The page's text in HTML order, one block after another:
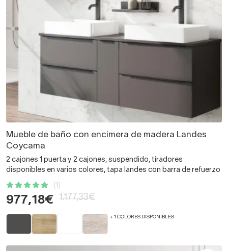
Mueble de baño con encimera de madera Landes
Coycama
2 cajones 1 puerta y 2 cajones, suspendido, tiradores
disponibles en varios colores, tapa landes con barra de refuerzo
(1)
977,18€ 1.177,33€
+ 1 COLORES DISPONIBLES